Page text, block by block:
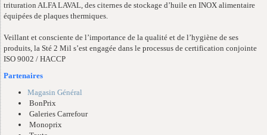
trituration ALFA LAVAL, des citernes de stockage d’huile en INOX alimentaire
équipées de plaques thermiques.
Veillant et consciente de l’importance de la qualité et de l’hygiène de ses
produits, la Sté 2 Mil s’est engagée dans le processus de certification conjointe
ISO 9002 / HACCP
Partenaires
Magasin Général
BonPrix
Galeries Carrefour
Monoprix